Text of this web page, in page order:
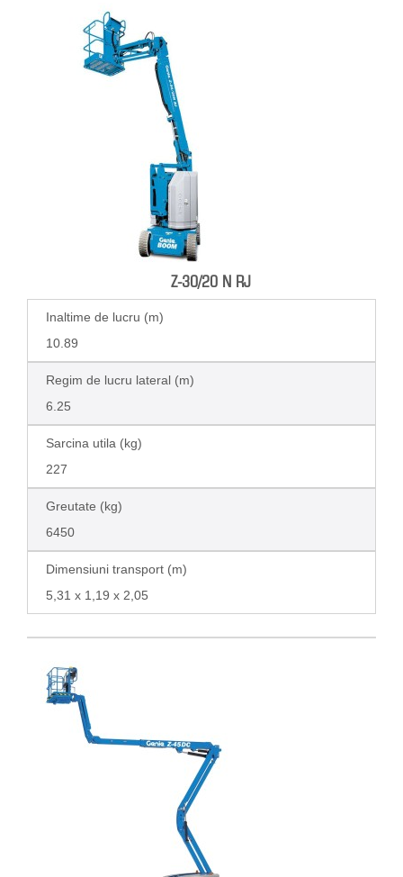
Z-30/20 N RJ
Inaltime de lucru (m)
10.89
Regim de lucru lateral (m)
6.25
Sarcina utila (kg)
227
Greutate (kg)
6450
Dimensiuni transport (m)
5,31 x 1,19 x 2,05